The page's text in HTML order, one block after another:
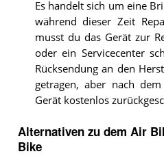
Es handelt sich um eine
während dieser Zeit
musst du das Gerät zur
oder ein Servicecenter
Rücksendung an den
getragen, aber nach
Gerät kostenlos
Alternativen zu dem Air
Bike